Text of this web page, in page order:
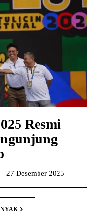
Resmi
27 Desember 2025